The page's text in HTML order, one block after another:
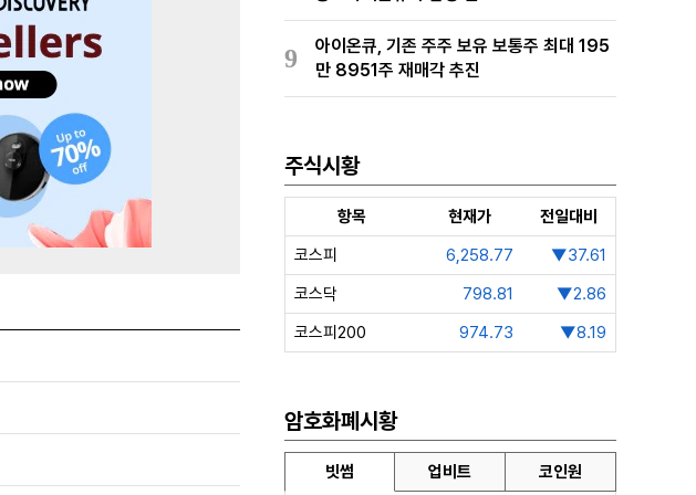
9
아이온큐, 기존 주주 보유 보통주 최대 195
만 8951주 재매각 추진
주식시황
항목 현재가
전일대비
코스피
6,258.77
▼37.61
코스닥
798.81
▼2.86
코스피200
974.73 ▼8.19
암호화폐시황
빗썸 업비트 코인원